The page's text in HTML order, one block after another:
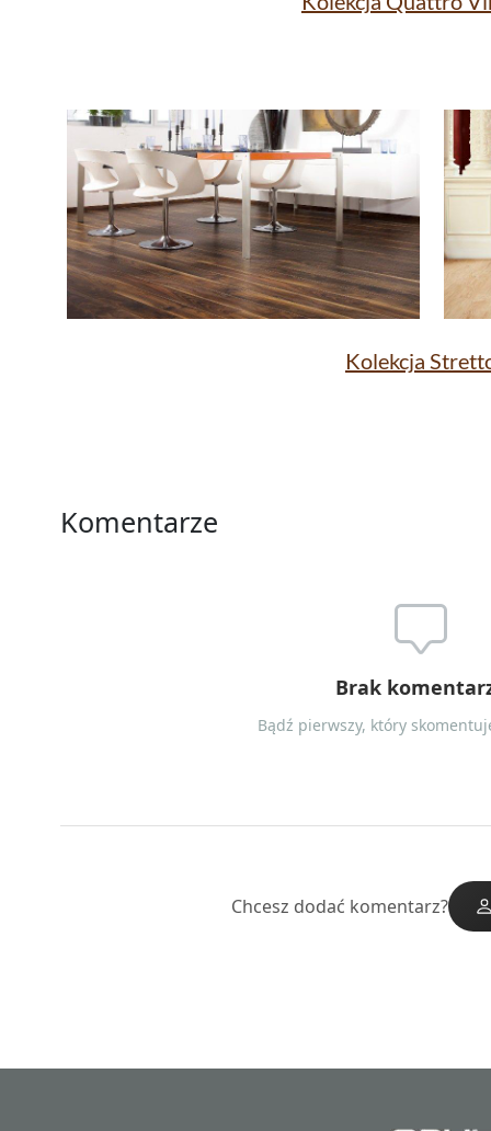
Kolekcja
Komentarze
Brak
Bądź pierwszy, który
Chcesz dodać komentarz?